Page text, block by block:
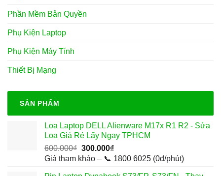
Phần Mềm Bản Quyền
Phụ Kiện Laptop
Phụ Kiện Máy Tính
Thiết Bị Mạng
SẢN PHẨM
Loa Laptop DELL Alienware M17x R1 R2 - Sửa
Loa Giá Rẻ Lấy Ngay TPHCM
600.000₫ Giá
gốc
300.000₫Giá
hiện
Giá tham khảo – 📞 1800 6025 (0đ/phút)